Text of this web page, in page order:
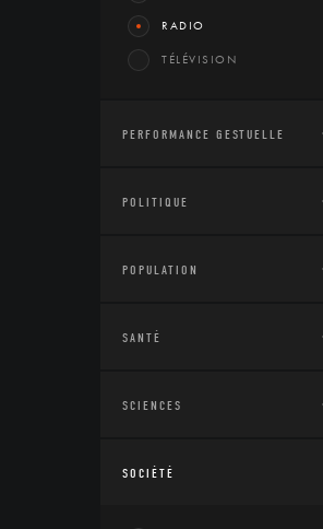
RADIO
TÉLÉVISION
PERFORMANCE GESTUELLE
POLITIQUE
POPULATION
SANTÉ
SCIENCES
SOCIÉTÉ